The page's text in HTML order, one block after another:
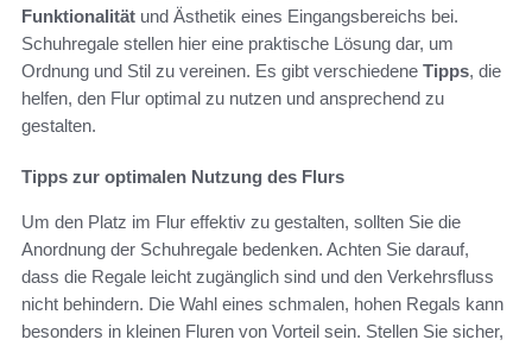
Funktionalität und Ästhetik eines Eingangsbereichs bei.
Schuhregale stellen hier eine praktische Lösung dar, um
Ordnung und Stil zu vereinen. Es gibt verschiedene Tipps, die
helfen, den Flur optimal zu nutzen und ansprechend zu
gestalten.
Tipps zur optimalen Nutzung des Flurs
Um den Platz im Flur effektiv zu gestalten, sollten Sie die
Anordnung der Schuhregale bedenken. Achten Sie darauf,
dass die Regale leicht zugänglich sind und den Verkehrsfluss
nicht behindern. Die Wahl eines schmalen, hohen Regals kann
besonders in kleinen Fluren von Vorteil sein. Stellen Sie sicher,